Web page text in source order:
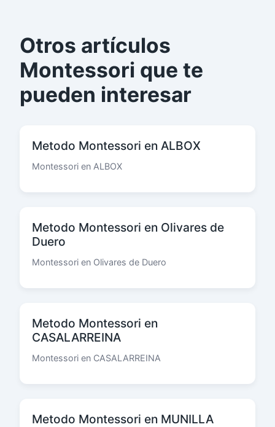
Otros artículos
Montessori que te
pueden interesar
Metodo Montessori en ALBOX
Montessori en ALBOX
Metodo Montessori en Olivares de
Duero
Montessori en Olivares de Duero
Metodo Montessori en
CASALARREINA
Montessori en CASALARREINA
Metodo Montessori en MUNILLA